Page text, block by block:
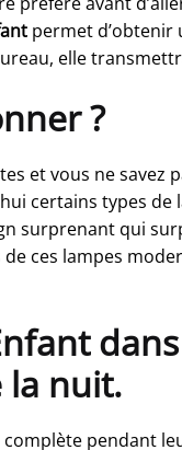
permet d’obtenir
elle
?
et vous ne savez
certains types
surprenant qui
ces lampes
la nuit.
pendant